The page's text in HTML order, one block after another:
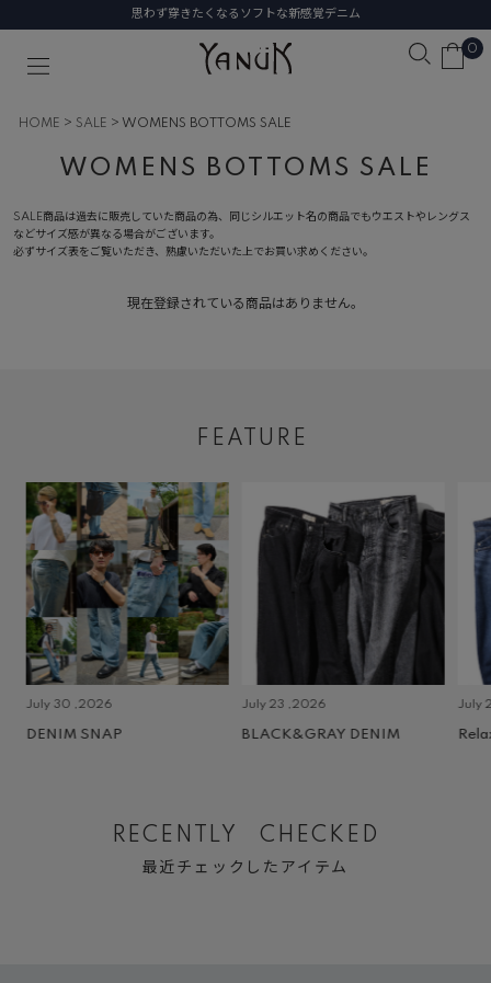
思わず穿きたくなるソフトな新感覚デニム
0
HOME SALE WOMENS BOTTOMS SALE
WOMENS BOTTOMS SALE
SALE商品は過去に販売していた商品の為、同じシルエット名の商品でもウエストやレングス
などサイズ感が異なる場合がございます。
必ずサイズ表をご覧いただき、熟慮いただいた上でお買い求めください。
現在登録されている商品はありません。
FEATURE
July 30 ,2026
DENIM SNAP
July 23 ,2026
BLACK&GRAY DENIM
July 2
Relax
RECENTLY CHECKED
最近チェックしたアイテム